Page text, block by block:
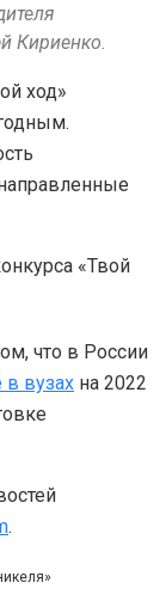
Кириенко.
ход»
что в России
в вузах на 2022
.